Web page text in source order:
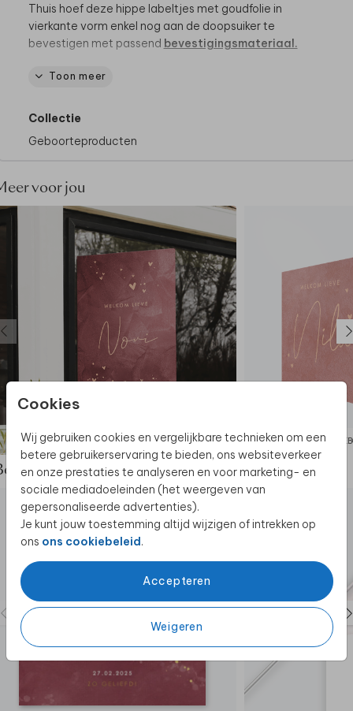
Cookies
Wij gebruiken cookies en vergelijkbare technieken om een
betere gebruikerservaring te bieden, ons websiteverkeer
en onze prestaties te analyseren en voor marketing- en
sociale mediadoeleinden (het weergeven van
gepersonaliseerde advertenties).
Je kunt jouw toestemming altijd wijzigen of intrekken op
ons ons cookiebeleid.
Accepteren
Weigeren
Thuis hoef deze hippe labeltjes met goudfolie in
vierkante vorm enkel nog aan de doopsuiker te
bevestigen met passend bevestigingsmateriaal.
Dit product maakt deel uit van
Toon meer
Collectie
Geboorteproducten
voor jou
GEBOORTEBORD
de complete set